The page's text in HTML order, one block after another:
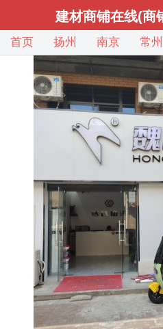
建材商铺在线(商
首页 扬州 南京 常州